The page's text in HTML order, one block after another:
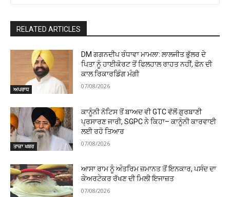
RELATED ARTICLES
ਅਪਰਾਧ
DM ਗਗਨਦੀਪ ਰੰਧਾਵਾ ਮਾਮਲਾ: ਲਾਲਜੀਤ ਭੁੱਲਰ ਦੇ
ਪਿਤਾ ਨੂੰ ਹਾਈਕੋਰਟ ਤੋਂ ਫਿਲਹਾਲ ਰਾਹਤ ਨਹੀਂ, ਫੋਨ ਦੀ
ਕਾਲ ਰਿਕਾਰਡਿੰਗ ਮੰਗੀ
07/08/2026
ਤਾਜ਼ਾ ਖਬਰ
ਕਾਨੂੰਨੀ ਨੋਟਿਸ ਤੋਂ ਬਾਅਦ ਵੀ GTC ਵੱਲੋਂ ਗੁਰਬਾਣੀ
ਪ੍ਰਸਾਰਣ ਜਾਰੀ, SGPC ਨੇ ਕਿਹਾ– ਕਾਨੂੰਨੀ ਕਾਰਵਾਈ
ਲਈ ਰਹੋ ਤਿਆਰ
07/08/2026
ਆਸਾ ਰਾਮ ਨੂੰ ਅੰਤਰਿਮ ਜ਼ਮਾਨਤ ਤੋਂ ਇਨਕਾਰ, ਪਸੰਦ ਦਾ
ਕੇਅਰਟੇਕਰ ਰੱਖਣ ਦੀ ਮਿਲੀ ਇਜਾਜ਼ਤ
07/08/2026